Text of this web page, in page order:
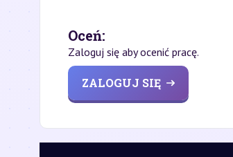
Oceń:
Zaloguj się aby ocenić pracę.
ZALOGUJ SIĘ